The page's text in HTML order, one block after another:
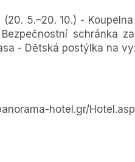
5.–20. 10.) -
schránka
- Dětská postýlka na
hotel.gr/